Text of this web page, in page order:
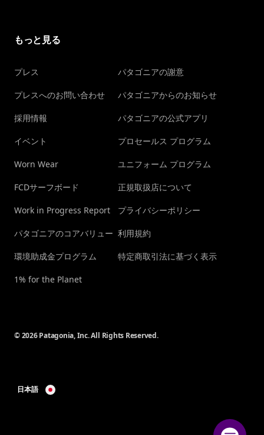
もっと見る
プレス
プレスへのお問い合わせ
採用情報
イベント
Worn Wear
FCDサーフボード
Work in Progress Report
パタゴニアのコアバリュー
環境助成金プログラム
1% for the Planet
パタゴニアの謝意
パタゴニアからのお知らせ
パタゴニアの公式アプリ
プロセールス プログラム
ユニフォーム プログラム
正規取扱店について
プライバシーポリシー
利用規約
特定商取引法に基づく表示
© 2026 Patagonia, Inc. All Rights Reserved.
日本語